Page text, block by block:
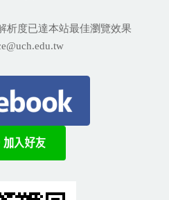
度已達本站最佳瀏覽效果